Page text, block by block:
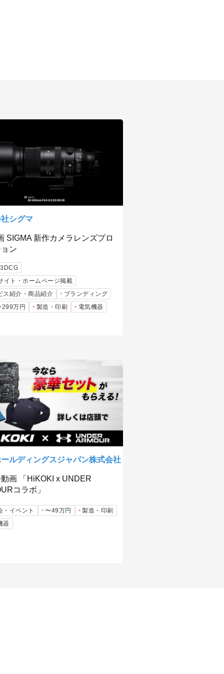
シグマ
SIGMA 新作カメラレンズプロ
ン
イト・ホームページ掲載
ス紹介・商品紹介
ブランディング
299万円
製造・印刷 電気機器
ルディングスジャパン株式会社
動画 「HiKOKI x UNDER
コラボ」
・イベント 〜49万円
製造・印刷
器